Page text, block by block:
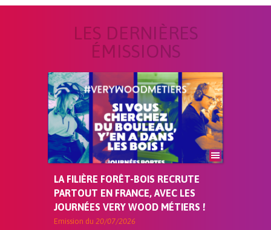
LES DERNIÈRES
ÉMISSIONS
LA FILIÈRE FORÊT-BOIS RECRUTE
PARTOUT EN FRANCE, AVEC LES
JOURNÉES VERY WOOD MÉTIERS !
Emission du 20/07/2026